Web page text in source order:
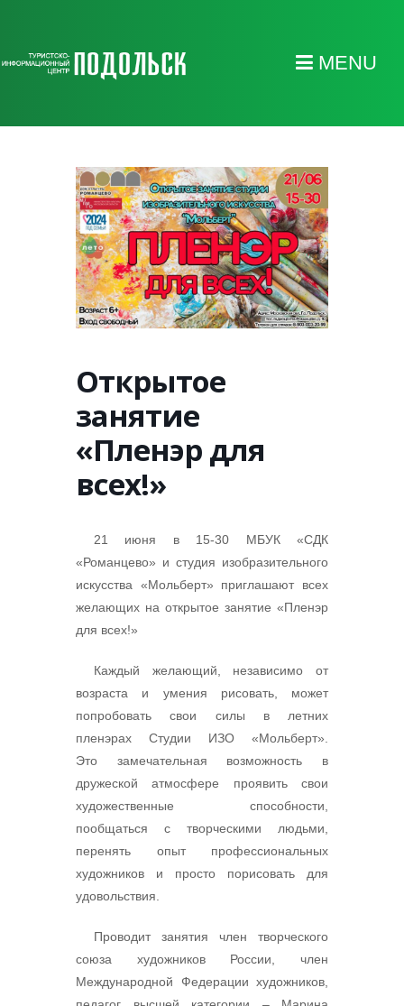
MENU
Открытое
занятие
«Пленэр для
всех!»
21 июня в 15-30 МБУК «СДК
«Романцево» и студия изобразительного
искусства «Мольберт» приглашают всех
желающих на открытое занятие «Пленэр
для всех!»
Каждый желающий, независимо от
возраста и умения рисовать, может
попробовать свои силы в летних
пленэрах Студии ИЗО «Мольберт».
Это замечательная возможность в
дружеской атмосфере проявить свои
художественные способности,
пообщаться с творческими людьми,
перенять опыт профессиональных
художников и просто порисовать для
удовольствия.
Проводит занятия член творческого
союза художников России, член
Международной Федерации художников,